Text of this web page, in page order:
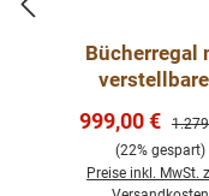
Bücherregal
Landhaus
999,00 €
(22% gespart)
Preise inkl. MwSt.